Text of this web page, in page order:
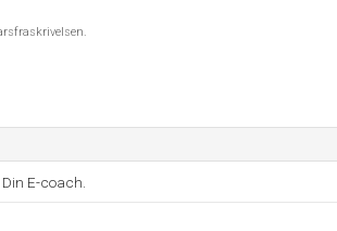
E-coach.